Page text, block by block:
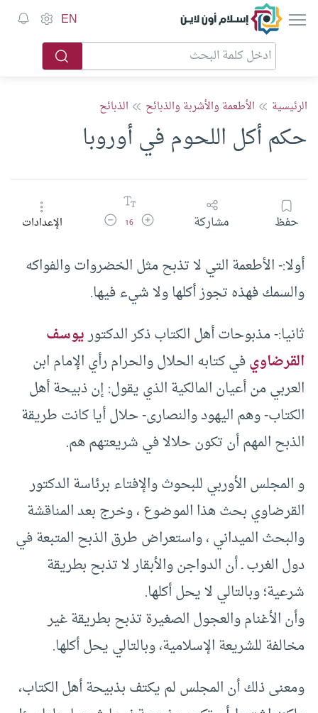
إسلام أون لاين EN
الرئيسية الأطعمة والأشربة والذبائح الذبائح
حكم أكل اللحوم في أوروبا
حفظ مشاركة زيادة حجم الخط
16 تقليل حجم الخطالإعدادات
أولا:- الأطعمة التي لا تذبح مثل الخضروات والفواكه
والسمك فهذه تجوز أكلها ولا شيء فيها.
ثانيا:- مذبوحات أهل الكتاب ذكر الدكتوريوسف
القرضاويفي كتابه الحلال والحرام رأي الإمام ابن
العربي من أعيان المالكية الذي يقول: إن ذبيحة أهل
الكتاب- وهم اليهود والنصارى- حلال أيا كانت طريقة
الذبح المهم أن تكون حلالا في شريعتهم هم.
و المجلس الأوربي للبحوث والإفتاء برئاسة الدكتور
القرضاوي بحث هذا الموضوع ، وخرج بعد المناقشة
والبحث الميداني ، واستعراض طرق الذبح المتبعة في
دول الغرب ـ أن الدواجن والأبقار لا تذبح بطريقة
شرعية؛ وبالتالي لا يحل أكلها.
وأن الأغنام والعجول الصغيرة تذبح بطريقة غير
مخالفة للشريعة الإسلامية، وبالتالي يحل أكلها.
ومعنى ذلك أن المجلس لم يكتف بذبيحة أهل الكتاب،